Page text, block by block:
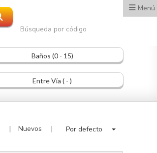
Menú
Búsqueda por código
Baños (0 - 15)
Entre Vía ( - )
Nuevos Por defecto